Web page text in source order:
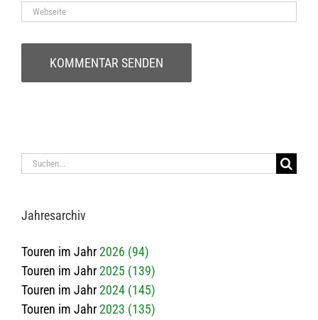
Suche
Jah­res­ar­chiv
Touren im Jahr2026 (94)
Touren im Jahr2025 (139)
Touren im Jahr2024 (145)
Touren im Jahr2023 (135)